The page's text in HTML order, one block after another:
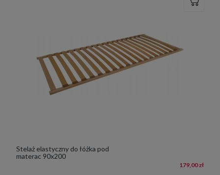
Stelaż elastyczny do łóżka pod
materac 90x200
179,00 zł